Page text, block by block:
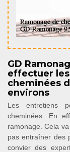
GD
effectuer
cheminées
environs
Les entretiens
cheminées. En
ramonage. Cela
pas entraîner des
convier des